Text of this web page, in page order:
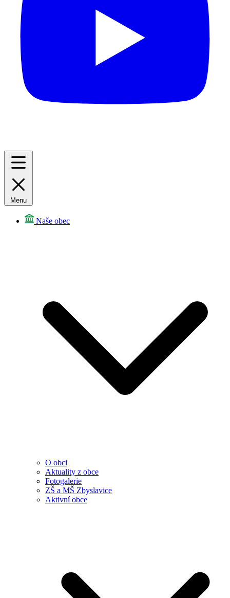
Menu
Naše obec
O obci
Aktuality z obce
Fotogalerie
ZŠ a MŠ Zbyslavice
Aktivní obce